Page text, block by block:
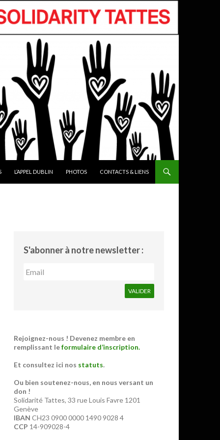
L’APPEL DUBLIN PHOTOS CONTACTS & LIENS
S'abonner à notre newsletter :
Rejoignez-nous ! Devenez membre en
remplissant leformulaire d’inscription.
Et consultez ici nos statuts.
Ou bien soutenez-nous, en nous versant un
don !
Solidarité Tattes, 33 rue Louis Favre 1201
Genève
IBAN CH23 0900 0000 1490 9028 4
CCP 14-909028-4